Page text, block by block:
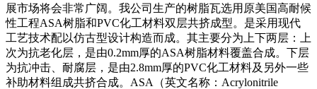
展市场将会非常广阔。我公司生产的树脂瓦选用原美国高耐候
性工程ASA树脂和PVC化工材料双层共挤成型。是采用现代
工艺技术配以仿古型设计构造而成。其主要分为上下两层：上
次为抗老化层，是由0.2mm厚的ASA树脂材料覆盖合成。下层
为抗冲击、耐腐层，是由2.8mm厚的PVC化工材料及另外一些
补助材料组成共挤合成。ASA（英文名称：Acrylonitrile